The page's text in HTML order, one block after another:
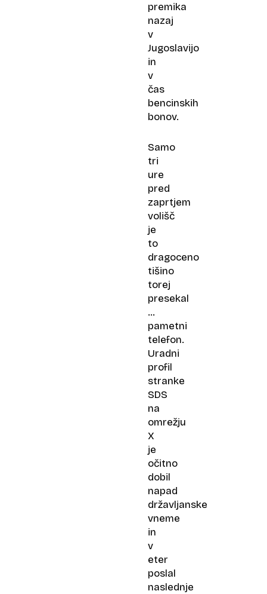
premika
nazaj
v
Jugoslavijo
in
v
čas
bencinskih
bonov.
Samo
tri
ure
pred
zaprtjem
volišč
je
to
dragoceno
tišino
torej
presekal
…
pametni
telefon.
Uradni
profil
stranke
SDS
na
omrežju
X
je
očitno
dobil
napad
državljanske
vneme
in
v
eter
poslal
naslednje